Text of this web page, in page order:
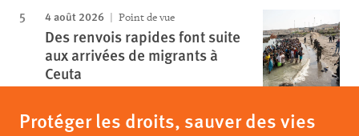
4 août 2026 Point de vue
Des renvois rapides font suite
aux arrivées de migrants à
Ceuta
Protéger les droits, sauver des vies